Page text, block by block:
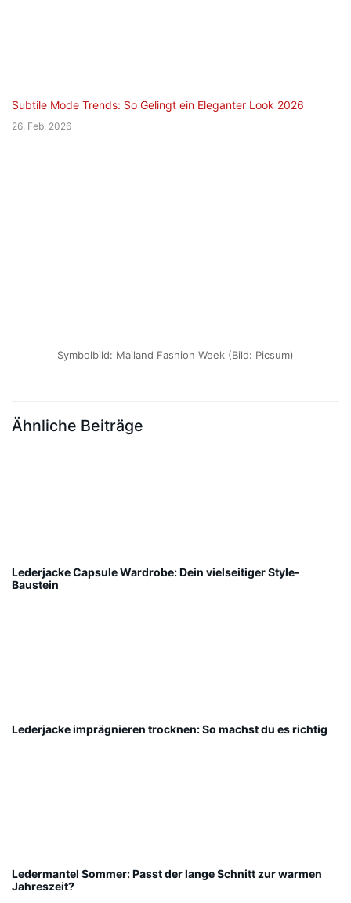
Subtile Mode Trends: So Gelingt ein Eleganter Look 2026
26. Feb. 2026
Symbolbild: Mailand Fashion Week (Bild: Picsum)
Ähnliche Beiträge
Lederjacke Capsule Wardrobe: Dein vielseitiger Style-
Baustein
Lederjacke imprägnieren trocknen: So machst du es richtig
Ledermantel Sommer: Passt der lange Schnitt zur warmen
Jahreszeit?